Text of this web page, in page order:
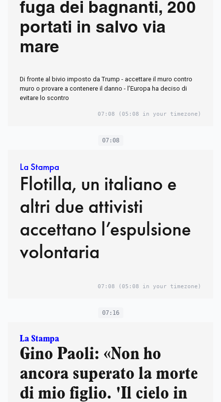
fuga dei bagnanti, 200
portati in salvo via
mare
Di fronte al bivio imposto da Trump - accettare il muro contro
muro o provare a contenere il danno - l’Europa ha deciso di
evitare lo scontro
07:08 (05:08 in your timezone)
07:08
La Stampa
Flotilla, un italiano e
altri due attivisti
accettano l’espulsione
volontaria
07:08 (05:08 in your timezone)
07:16
La Stampa
Gino Paoli: «Non ho
ancora superato la morte
di mio figlio. 'Il cielo in